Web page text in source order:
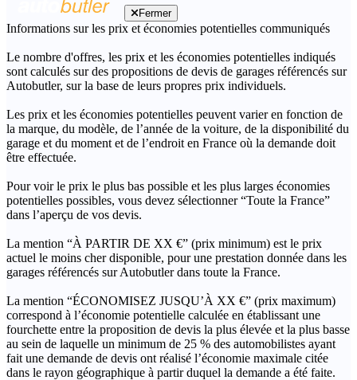
Fermer
Informations sur les prix et économies potentielles communiqués
Le nombre d'offres, les prix et les économies potentielles indiqués
sont calculés sur des propositions de devis de garages référencés sur
Autobutler, sur la base de leurs propres prix individuels.
Les prix et les économies potentielles peuvent varier en fonction de
la marque, du modèle, de l’année de la voiture, de la disponibilité du
garage et du moment et de l’endroit en France où la demande doit
être effectuée.
Pour voir le prix le plus bas possible et les plus larges économies
potentielles possibles, vous devez sélectionner “Toute la France”
dans l’aperçu de vos devis.
La mention “À PARTIR DE XX €” (prix minimum) est le prix
actuel le moins cher disponible, pour une prestation donnée dans les
garages référencés sur Autobutler dans toute la France.
La mention “ÉCONOMISEZ JUSQU’À XX €” (prix maximum)
correspond à l’économie potentielle calculée en établissant une
fourchette entre la proposition de devis la plus élevée et la plus basse
au sein de laquelle un minimum de 25 % des automobilistes ayant
fait une demande de devis ont réalisé l’économie maximale citée
dans le rayon géographique à partir duquel la demande a été faite.